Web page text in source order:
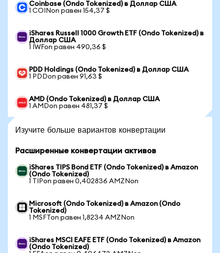
Coinbase (Ondo Tokenized) в Доллар США
1 COINon равен 154,37 $
iShares Russell 1000 Growth ETF (Ondo Tokenized) в
Доллар США
1 IWFon равен 490,36 $
PDD Holdings (Ondo Tokenized) в Доллар США
1 PDDon равен 91,63 $
AMD (Ondo Tokenized) в Доллар США
1 AMDon равен 481,37 $
Изучите больше вариантов конвертации
Расширенные конвертации активов
iShares TIPS Bond ETF (Ondo Tokenized) в Amazon
(Ondo Tokenized)
1 TIPon равен 0,402836 AMZNon
Microsoft (Ondo Tokenized) в Amazon (Ondo
Tokenized)
1 MSFTon равен 1,8234 AMZNon
iShares MSCI EAFE ETF (Ondo Tokenized) в Amazon
(Ondo Tokenized)